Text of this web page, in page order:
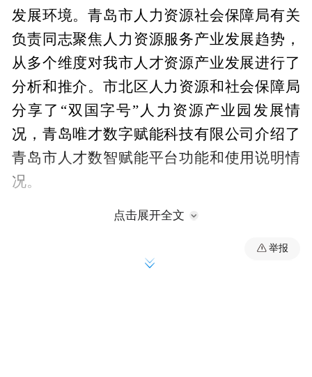
发展环境。青岛市人力资源社会保障局有关
负责同志聚焦人力资源服务产业发展趋势，
从多个维度对我市人才资源产业发展进行了
分析和推介。市北区人力资源和社会保障局
分享了“双国字号”人力资源产业园发展情
况，青岛唯才数字赋能科技有限公司介绍了
青岛市人才数智赋能平台功能和使用说明情
况。
点击展开全文
举报